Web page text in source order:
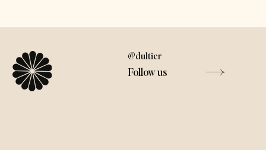
@dultier
Follow us